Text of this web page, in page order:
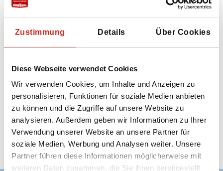
Zustimmung Details Über Cookies
Diese Webseite verwendet Cookies
Wir verwenden Cookies, um Inhalte und Anzeigen zu
personalisieren, Funktionen für soziale Medien anbieten
zu können und die Zugriffe auf unsere Website zu
analysieren. Außerdem geben wir Informationen zu Ihrer
Verwendung unserer Website an unsere Partner für
soziale Medien, Werbung und Analysen weiter. Unsere
Partner führen diese Informationen möglicherweise mit
weiteren Daten zusammen, die Sie ihnen bereitgestellt
ab 1895 € pro Person
Sehen Sie sich alle Oman Rundreisen
an